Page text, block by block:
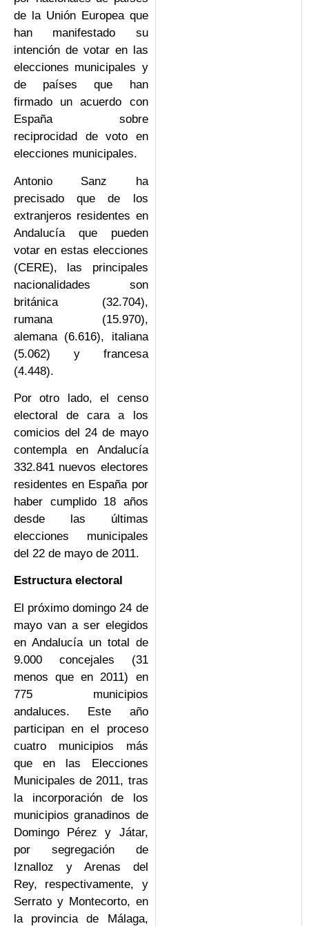
de la Unión Europea que
han manifestado su
intención de votar en las
elecciones municipales y
de países que han
firmado un acuerdo con
España sobre
reciprocidad de voto en
elecciones municipales.
Antonio Sanz ha
precisado que de los
extranjeros residentes en
Andalucía que pueden
votar en estas elecciones
(CERE), las principales
nacionalidades son
británica (32.704),
rumana (15.970),
alemana (6.616), italiana
(5.062) y francesa
(4.448).
Por otro lado, el censo
electoral de cara a los
comicios del 24 de mayo
contempla en Andalucía
332.841 nuevos electores
residentes en España por
haber cumplido 18 años
desde las últimas
elecciones municipales
del 22 de mayo de 2011.
Estructura electoral
El próximo domingo 24 de
mayo van a ser elegidos
en Andalucía un total de
9.000 concejales (31
menos que en 2011) en
775 municipios
andaluces. Este año
participan en el proceso
cuatro municipios más
que en las Elecciones
Municipales de 2011, tras
la incorporación de los
municipios granadinos de
Domingo Pérez y Játar,
por segregación de
Iznalloz y Arenas del
Rey, respectivamente, y
Serrato y Montecorto, en
la provincia de Málaga,